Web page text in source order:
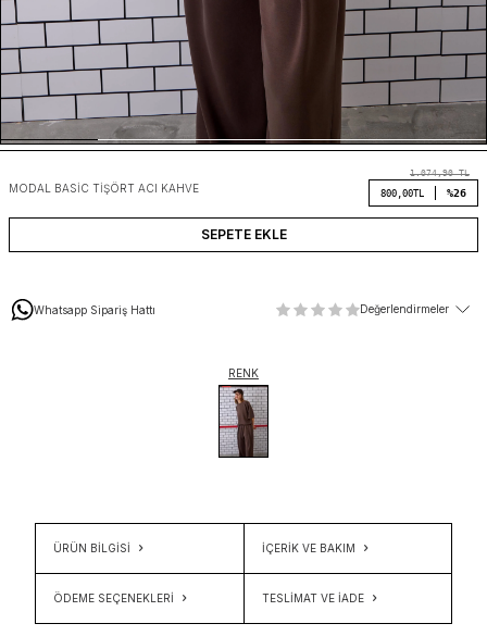
MODAL BASIC TIŞÖRT ACI KAHVE
1.074,90TL
800,00TL %26
SEPETE EKLE
Whatsapp Sipariş Hattı Değerlendirmeler
RENK
ÜRÜN BİLGİSİ İÇERIK VE BAKIM
ÖDEME SEÇENEKLERI TESLIMAT VE İADE